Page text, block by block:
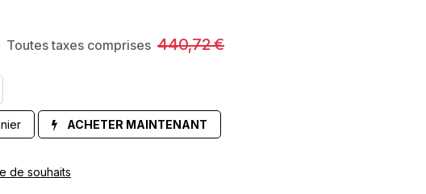
Toutes taxes comprises 440,72€
ACHETER MAINTENANT
de souhaits